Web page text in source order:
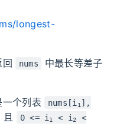
longest-
回 nums
中最长等差子
个列表 nums[i 1 ],
且 0 <= i 1 < i2
<